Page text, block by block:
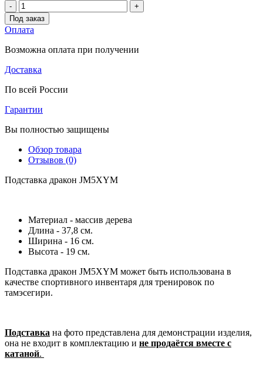
-
+
Под заказ
Оплата
Возможна оплата при получении
Доставка
По всей России
Гарантии
Вы полностью защищены
Обзор товара
Отзывов (0)
Подставка дракон JM5XYM
Материал - массив дерева
Длина - 37,8 см.
Ширина - 16 см.
Высота - 19 см.
Подставка дракон JM5XYM может быть использована в
качестве спортивного инвентаря для тренировок по
тамэсегири.
Подставка на фото представлена для демонстрации изделия,
она не входит в комплектацию и не продаётся вместе с
катаной.